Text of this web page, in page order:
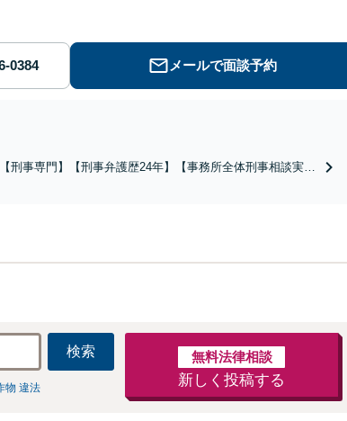
メールで面談予約
【刑事専門】【刑事弁護歴24年】【事務所全体刑事相談実績
検索
物 違法
無料法律相談
新しく投稿する